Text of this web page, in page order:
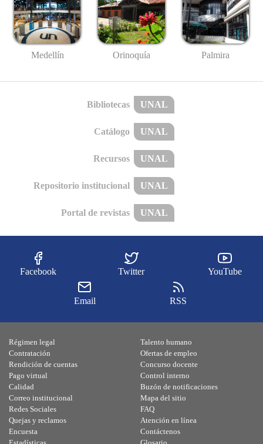
Medellín Orinoquía Palmira
Bibliotecas UNAL
Catálogo UNAL
Recursos UNAL
Repositorio institucional UNAL
Portal de revistas UNAL
Facebook Twitter YouTube
Email RSS
Régimen legal
Contratación
Rendición de cuentas
Pago virtual
Calidad
Talento humano
Ofertas de empleo
Concurso docente
Control interno
Buzón de notificaciones
Correo institucional
Redes Sociales
Quejas y reclamos
Encuesta
Mapa del sitio
FAQ
Atención en línea
Contáctenos